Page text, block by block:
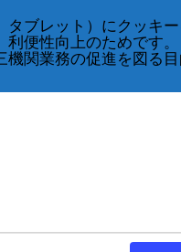
ブレット）にクッキ
便性向上のためです
関業務の促進を図る